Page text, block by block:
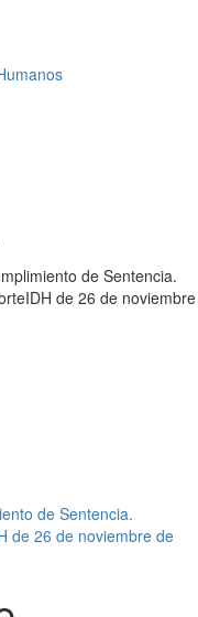
de Sentencia.
de 26 de noviembre
de Sentencia.
de 26 de noviembre de